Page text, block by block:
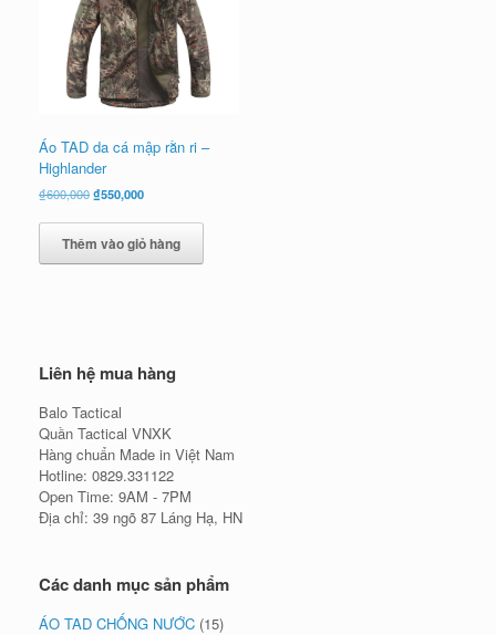
Áo TAD da cá mập rằn ri –
Highlander
₫600,000Giá
là:
₫600,000.
₫550,000Giá
tại
là:
₫550,000.
Thêm vào giỏ hàng
Liên hệ mua hàng
Balo Tactical
Quần Tactical VNXK
Hàng chuẩn Made in Việt Nam
Hotline: 0829.331122
Open Time: 9AM - 7PM
Địa chỉ: 39 ngõ 87 Láng Hạ, HN
Các danh mục sản phẩm
ÁO TAD CHỐNG NƯỚC (15)